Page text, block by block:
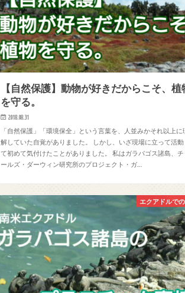
【自然保護】動物が好きだからこそ、植
を守る。
2018.08.31
「自然保護」「環境保全」という言葉を、人並みかそれ以上に
解していた自覚がありました。 しかし、いざ現場に立って活
て初めて気付けたことがありました。 私はガラパゴス諸島、
ールズ・ダーウィン研究所のプロジェクト・ガ…
エクアドルで